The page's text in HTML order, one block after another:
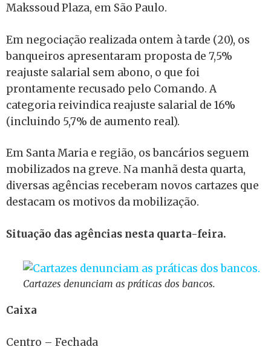
Makssoud Plaza, em São Paulo.
Em negociação realizada ontem à tarde (20), os
banqueiros apresentaram proposta de 7,5%
reajuste salarial sem abono, o que foi
prontamente recusado pelo Comando. A
categoria reivindica reajuste salarial de 16%
(incluindo 5,7% de aumento real).
Em Santa Maria e região, os bancários seguem
mobilizados na greve. Na manhã desta quarta,
diversas agências receberam novos cartazes que
destacam os motivos da mobilização.
Situação das agências nesta quarta-feira.
Cartazes denunciam as práticas dos bancos.
Caixa
Centro – Fechada